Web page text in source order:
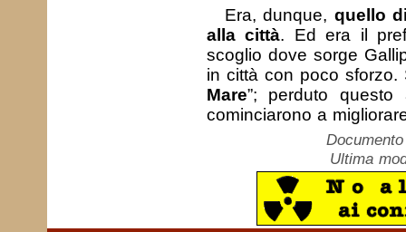
Era, dunque, quello
alla città. Ed era il
scoglio dove sorge
in città con poco sforzo.
Mare”; perduto
cominciarono a
Ultima